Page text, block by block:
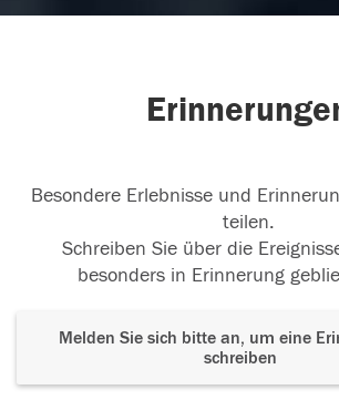
Besondere Erlebnisse und
teilen.
Schreiben Sie über die
besonders in Erinnerung
Melden Sie sich bitte an, um eine
schreiben